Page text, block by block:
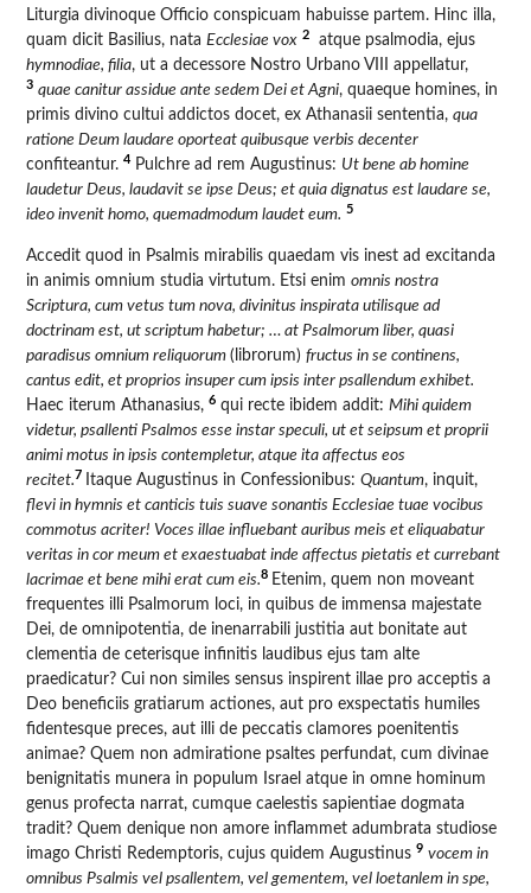
Liturgia divinoque Officio conspicuam habuisse partem. Hinc illa,
quam dicit Basilius, nataEcclesiae vox 2
atque psalmodia, ejus
hymnodiae, filia, ut a decessore Nostro Urbano VIII appellatur,
3 quae canitur assidue ante sedem Dei et Agni, quaeque homines, in
primis divino cultui addictos docet, ex Athanasii sententia,qua
ratione Deum laudare oporteat quibusque verbis decenter
confiteantur.4 Pulchre ad rem Augustinus: Ut bene ab homine
laudetur Deus, laudavit se ipse Deus; et quia dignatus est laudare se,
ideo invenit homo, quemadmodum laudet eum. 5
Accedit quod in Psalmis mirabilis quaedam vis inest ad excitanda
in animis omnium studia virtutum. Etsi enimomnis nostra
Scriptura, cum vetus tum nova, divinitus inspirata utilisque ad
doctrinam est, ut scriptum habetur; … at Psalmorum liber, quasi
paradisus omnium reliquorum(librorum)fructus in se continens,
cantus edit, et proprios insuper cum ipsis inter psallendum exhibet.
Haec iterum Athanasius,6 qui recte ibidem addit:Mihi quidem
videtur, psallenti Psalmos esse instar speculi, ut et seipsum et proprii
animi motus in ipsis contempletur, atque ita affectus eos
recitet. 7 Itaque Augustinus in Confessionibus:Quantum, inquit,
flevi in hymnis et canticis tuis suave sonantis Ecclesiae tuae vocibus
commotus acriter! Voces illae influebant auribus meis et eliquabatur
veritas in cor meum et exaestuabat inde affectus pietatis et currebant
lacrimae et bene mihi erat cum eis.8 Etenim, quem non moveant
frequentes illi Psalmorum loci, in quibus de immensa majestate
Dei, de omnipotentia, de inenarrabili justitia aut bonitate aut
clementia de ceterisque infinitis laudibus ejus tam alte
praedicatur? Cui non similes sensus inspirent illae pro acceptis a
Deo beneficiis gratiarum actiones, aut pro exspectatis humiles
fidentesque preces, aut illi de peccatis clamores poenitentis
animae? Quem non admiratione psaltes perfundat, cum divinae
benignitatis munera in populum Israel atque in omne hominum
genus profecta narrat, cumque caelestis sapientiae dogmata
tradit? Quem denique non amore inflammet adumbrata studiose
imago Christi Redemptoris, cujus quidem Augustinus 9 vocem in
omnibus Psalmis vel psallentem, vel gementem, vel loetanlem in spe,